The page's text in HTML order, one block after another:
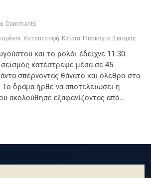
Comments
Καταστροφή Κτίρια Πυρκαγιά Σεισμός
και το ρολόι έδειχνε 11.30.
κατέστρεψε μέσα σε 45
σπέρνοντας θάνατο και όλεθρο στο
Το δράμα ήρθε να αποτελειώσει η
ακολούθησε εξαφανίζοντας από…